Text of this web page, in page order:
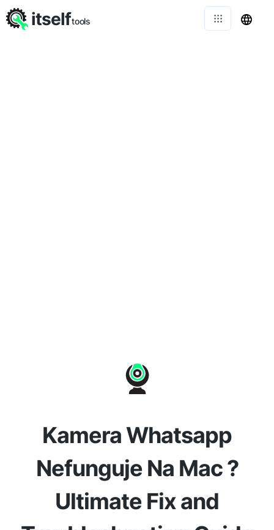
Kamera Whatsapp
Nefunguje Na Mac ?
Ultimate Fix and
itselftools